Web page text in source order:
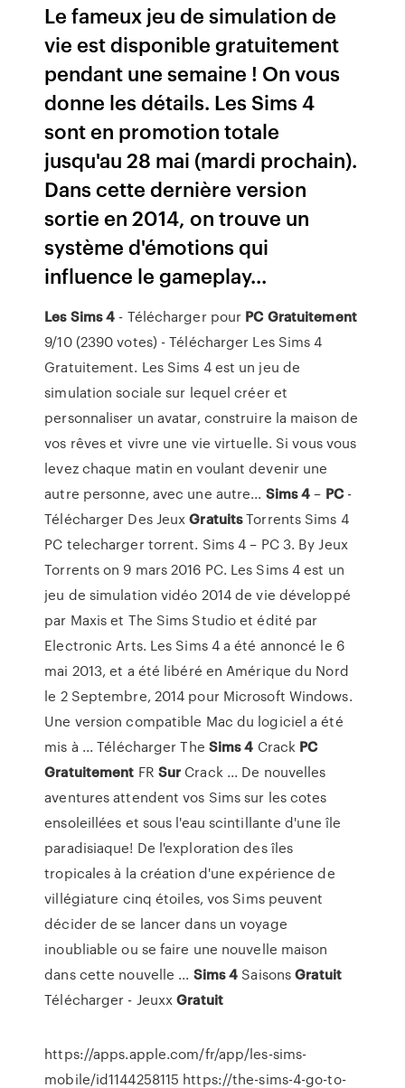
Le fameux jeu de simulation de
vie est disponible gratuitement
pendant une semaine ! On vous
donne les détails. Les Sims 4
sont en promotion totale
jusqu'au 28 mai (mardi prochain).
Dans cette dernière version
sortie en 2014, on trouve un
système d'émotions qui
influence le gameplay...
Les Sims4 - Télécharger pour PC Gratuitement
9/10 (2390 votes) - Télécharger Les Sims 4
Gratuitement. Les Sims 4 est un jeu de
simulation sociale sur lequel créer et
personnaliser un avatar, construire la maison de
vos rêves et vivre une vie virtuelle. Si vous vous
levez chaque matin en voulant devenir une
autre personne, avec une autre... Sims4– PC-
Télécharger Des JeuxGratuitsTorrents Sims 4
PC telecharger torrent. Sims 4 – PC 3. By Jeux
Torrents on 9 mars 2016 PC. Les Sims 4 est un
jeu de simulation vidéo 2014 de vie développé
par Maxis et The Sims Studio et édité par
Electronic Arts. Les Sims 4 a été annoncé le 6
mai 2013, et a été libéré en Amérique du Nord
le 2 Septembre, 2014 pour Microsoft Windows.
Une version compatible Mac du logiciel a été
mis à ... Télécharger The Sims4 Crack PC
Gratuitement FR Sur Crack ... De nouvelles
aventures attendent vos Sims sur les cotes
ensoleillées et sous l'eau scintillante d'une île
paradisiaque! De l'exploration des îles
tropicales à la création d'une expérience de
villégiature cinq étoiles, vos Sims peuvent
décider de se lancer dans un voyage
inoubliable ou se faire une nouvelle maison
dans cette nouvelle ... Sims4 SaisonsGratuit
Télécharger - JeuxxGratuit
https://apps.apple.com/fr/app/les-sims-
mobile/id1144258115 https://the-sims-4-go-to-